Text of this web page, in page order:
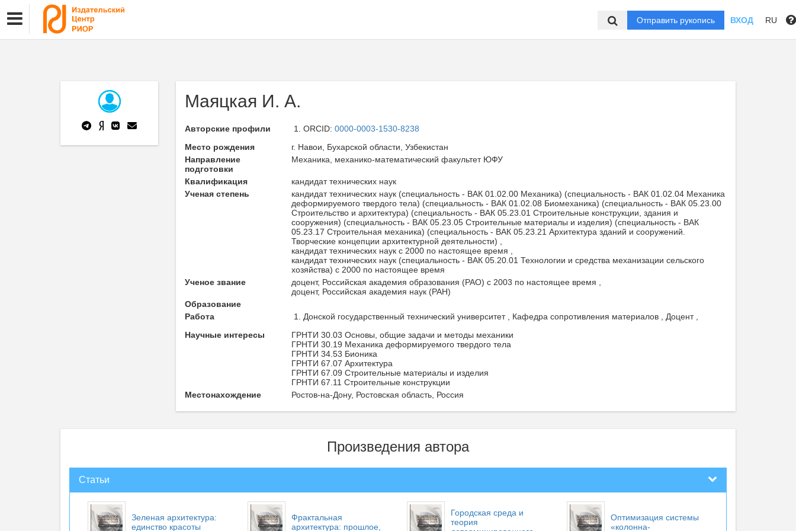
Отправить рукопись ВХОД RU
Маяцкая И. А.
Авторские профили ORCID: 0000-0003-1530-8238
Место рождения
г. Навои, Бухарской области, Узбекистан
Направление
подготовки
Механика, механико-математический факультет ЮФУ
Квалификация
кандидат технических наук
Ученая степень
кандидат технических наук (специальность - ВАК 01.02.00 Механика) (специальность - ВАК 01.02.04 Механика
деформируемого твердого тела) (специальность - ВАК 01.02.08 Биомеханика) (специальность - ВАК 05.23.00
Строительство и архитектура) (специальность - ВАК 05.23.01 Строительные конструкции, здания и
сооружения) (специальность - ВАК 05.23.05 Строительные материалы и изделия) (специальность - ВАК
05.23.17 Строительная механика) (специальность - ВАК 05.23.21 Архитектура зданий и сооружений.
Творческие концепции архитектурной деятельности) ,
кандидат технических наук с 2000 по настоящее время ,
кандидат технических наук (специальность - ВАК 05.20.01 Технологии и средства механизации сельского
хозяйства) с 2000 по настоящее время
Ученое звание
доцент, Российская академия образования (РАО) с 2003 по настоящее время ,
доцент, Российская академия наук (РАН)
Образование
Работа
Донской государственный технический университет , Кафедра сопротивления материалов , Доцент ,
Научные интересы
ГРНТИ 30.03 Основы, общие задачи и методы механики
ГРНТИ 30.19 Механика деформируемого твердого тела
ГРНТИ 34.53 Бионика
ГРНТИ 67.07 Архитектура
ГРНТИ 67.09 Строительные материалы и изделия
ГРНТИ 67.11 Строительные конструкции
Местонахождение
Ростов-на-Дону, Ростовская область, Россия
Произведения автора
Статьи
Зеленая архитектура:
единство красоты
Фрактальная
архитектура: прошлое,
Городская среда и
теория
Оптимизация системы
«колонна-